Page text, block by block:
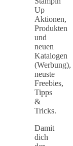
Up
Aktionen,
Produkten
und
neuen
Katalogen
(Werbung),
neuste
Freebies,
Tipps
&
Tricks.
Damit
dich